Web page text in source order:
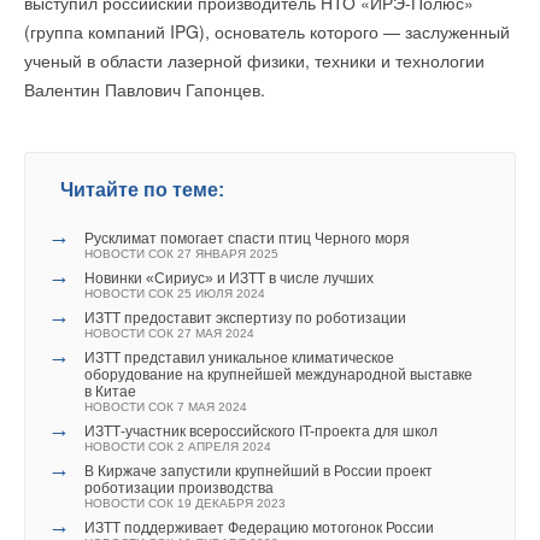
(группа компаний IPG), основатель которого — заслуженный
ученый в области лазерной физики, техники и технологии
Валентин Павлович Гапонцев.
Читайте по теме:
→ Русклимат помогает спасти птиц Черного моря
НОВОСТИ СОК 27 ЯНВАРЯ 2025
→ Новинки «Сириус» и ИЗТТ в числе лучших
НОВОСТИ СОК 25 ИЮЛЯ 2024
→ ИЗТТ предоставит экспертизу по роботизации
НОВОСТИ СОК 27 МАЯ 2024
→
ИЗТТ представил уникальное климатическое
оборудование на крупнейшей международной выставке
в Китае
НОВОСТИ СОК 7 МАЯ 2024
→ ИЗТТ-участник всероссийского IT-проекта для школ
НОВОСТИ СОК 2 АПРЕЛЯ 2024
→
В Киржаче запустили крупнейший в России проект
роботизации производства
НОВОСТИ СОК 19 ДЕКАБРЯ 2023
→ ИЗТТ поддерживает Федерацию мотогонок России
финансирования», и сделка является одним из крупнейших
примеров финансирования такого рода.
аммиака будет, вероятно, экспортироваться в ФРГ.
ИСТОЧНИК:RENEN.RU
Читайте по теме:
Китай опубликовал план развития сектора ВИЭ на
период 2026-2030 гг.
НОВОСТИ СОК 24 ИЮЛЯ 2026
→
Ученые создали биоуглерод для каталитического
разложения метана
НОВОСТИ СОК 2 ИЮЛЯ 2026
Водородный аккумулятор с неограниченным сроком
хранения
НОВОСТИ СОК 1 ИЮЛЯ 2026
В этой теме еще нет комментариев
Добавить комментарий
Текст комментария
гражданам принять участие в экологических проектах
города. Полученные от их размещения средства будут
направлены на покупку электробусов для городского
общественного транспорта. Преимуществом
на бирже и поэтому не теряют в цене. Кроме того,
доход за весь период владения. Размещение облигаций
состоится на платформе «Финуслуги» Московской
», — добавила Мария Багреева